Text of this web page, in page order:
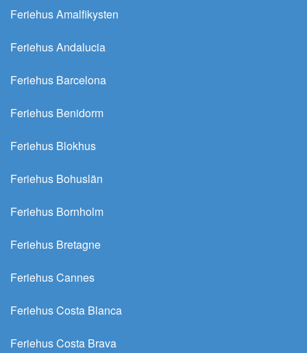
Feriehus Amalfikysten
Feriehus Andalucia
Feriehus Barcelona
Feriehus Benidorm
Feriehus Blokhus
Feriehus Bohuslän
Feriehus Bornholm
Feriehus Bretagne
Feriehus Cannes
Feriehus Costa Blanca
Feriehus Costa Brava